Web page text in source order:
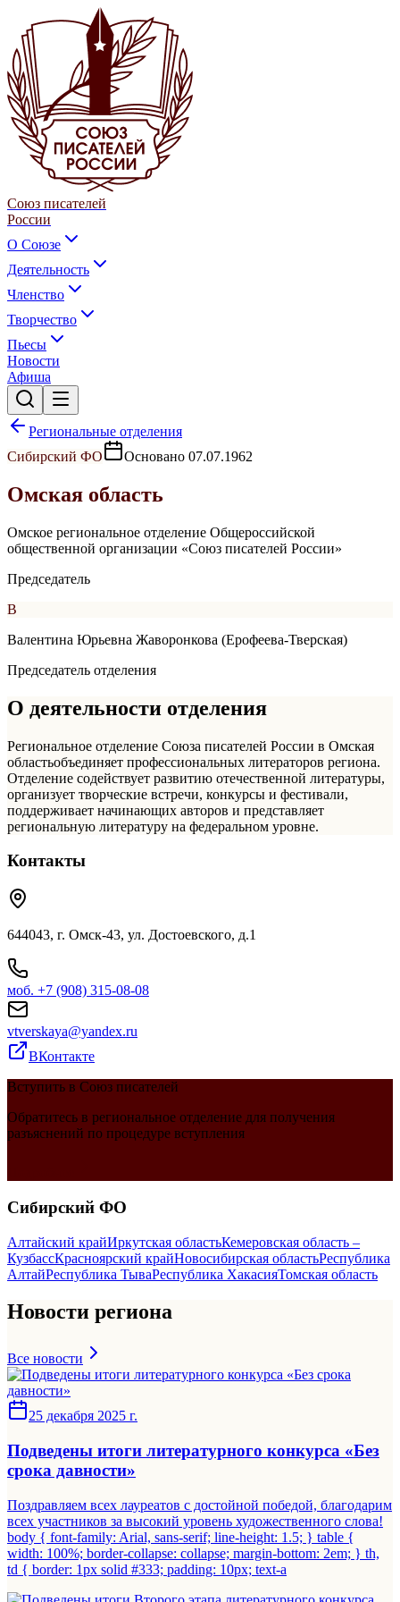
Союз писателей
России
О Союзе
Деятельность
Членство
Творчество
Пьесы
Новости
Афиша
Региональные отделения
Сибирский ФО Основано 07.07.1962
Омская область
Омское региональное отделение Общероссийской
общественной организации «Союз писателей России»
Председатель
В
Валентина Юрьевна Жаворонкова (Ерофеева-Тверская)
Председатель отделения
О деятельности отделения
Региональное отделение Союза писателей России в Омская
областьобъединяет профессиональных литераторов региона.
Отделение содействует развитию отечественной литературы,
организует творческие встречи, конкурсы и фестивали,
поддерживает начинающих авторов и представляет
региональную литературу на федеральном уровне.
Контакты
644043, г. Омск-43, ул. Достоевского, д.1
моб. +7 (908) 315-08-08
vtverskaya@yandex.ru
ВКонтакте
Вступить в Союз писателей
Обратитесь в региональное отделение для получения
разъяснений по процедуре вступления
Сибирский ФО
Алтайский крайИркутская областьКемеровская область –
КузбассКрасноярский крайНовосибирская областьРеспублика
АлтайРеспублика ТываРеспублика ХакасияТомская область
Новости региона
Все новости
25 декабря 2025 г.
Подведены итоги литературного конкурса «Без
срока давности»
Поздравляем всех лауреатов с достойной победой, благодарим
всех участников за высокий уровень художественного слова!
body { font-family: Arial, sans-serif; line-height: 1.5; } table {
width: 100%; border-collapse: collapse; margin-bottom: 2em; } th,
td { border: 1px solid #333; padding: 10px; text-a